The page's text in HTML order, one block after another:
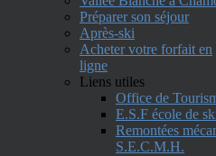
Préparer son séjour
Après-ski
Acheter votre forfait en
ligne
Liens utiles
Office de
E.S.F école de
Remontées
S.E.C.M.H.